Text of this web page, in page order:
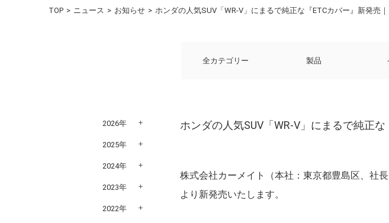
TOP ニュース お知らせ ホンダの人気SUV「WR-V」にまるで純正な『ETCカバー』新発売
全カテゴリー 製品
ホンダの人気SUV「WR-V」にまるで純正
株式会社カーメイト（本社：東京都豊島区、社
より新発売いたします。
2026年
2025年
2024年
2023年
2022年